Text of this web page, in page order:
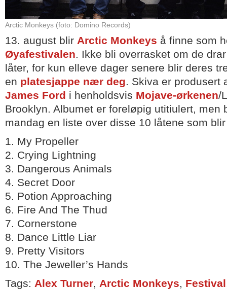
Arctic Monkeys (foto: Domino Records)
13. august blir Arctic Monkeys å finne som
Øyafestivalen. Ikke bli overrasket om de
låter, for kun elleve dager senere blir deres
en platesjappe nær deg. Skiva er produsert
James Ford i henholdsvis Mojave-ørkenen/
Brooklyn. Albumet er foreløpig utitiulert, men
mandag en liste over disse 10 låtene som
1. My Propeller
2. Crying Lightning
3. Dangerous Animals
4. Secret Door
5. Potion Approaching
6. Fire And The Thud
7. Cornerstone
8. Dance Little Liar
9. Pretty Visitors
10. The Jeweller’s Hands
Tags: Alex Turner, Arctic Monkeys, Festival